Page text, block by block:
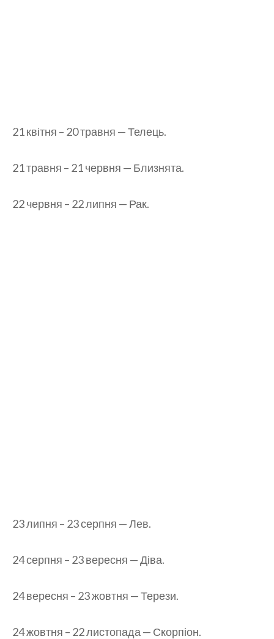
21 квітня – 20 травня — Телець.
21 травня – 21 червня — Близнята.
22 червня – 22 липня — Рак.
23 липня – 23 серпня — Лев.
24 серпня – 23 вересня — Діва.
24 вересня – 23 жовтня — Терези.
24 жовтня – 22 листопада — Скорпіон.